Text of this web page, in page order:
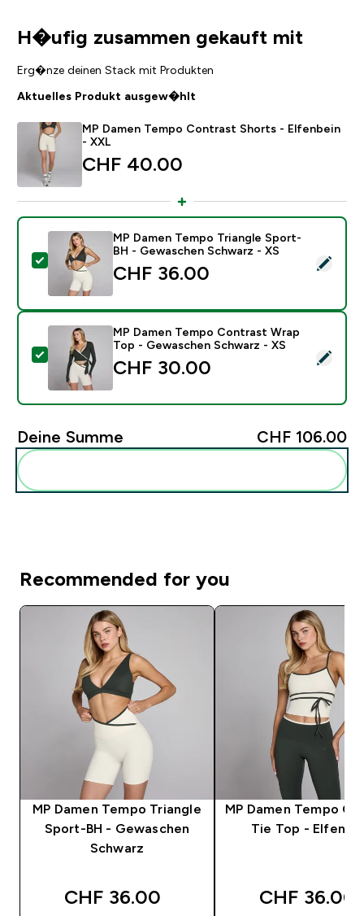
H�ufig zusammen gekauft mit
Erg�nze deinen Stack mit Produkten
Aktuelles Produkt ausgew�hlt
MP Damen Tempo Contrast Shorts - Elfenbein
- XXL
CHF 40.00‎
Dieses Produkt ausw�hlen - MP Damen Tempo
MP Damen Tempo Triangle Sport-
BH - Gewaschen Schwarz - XS
CHF 36.00‎
Dieses Produkt ausw�hlen - MP Damen Tempo
MP Damen Tempo Contrast Wrap
Top - Gewaschen Schwarz - XS
CHF 30.00‎
Deine Summe CHF 106.00‎
Recommended for you
MP Damen Tempo Triangle
Sport-BH - Gewaschen
Schwarz
CHF 36.00‎
MP Damen Tempo
Tie Top -
CHF 36.00‎